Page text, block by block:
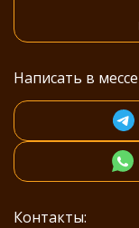
Написать в
Контакты: